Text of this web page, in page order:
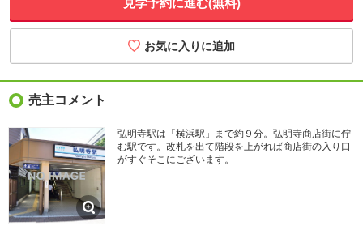
見学予約に進む(無料)
売主コメント
弘明寺駅は「横浜駅」まで約９分。弘明寺商店街に佇
む駅です。改札を出て階段を上がれば商店街の入り口
がすぐそこにございます。